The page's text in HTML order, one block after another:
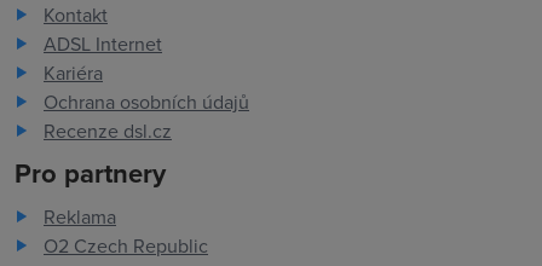
Kontakt
ADSL Internet
Kariéra
Ochrana osobních údajů
Recenze dsl.cz
Pro partnery
Reklama
O2 Czech Republic